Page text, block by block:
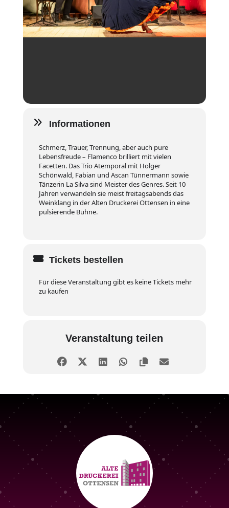
Informationen
Schmerz, Trauer, Trennung, aber auch pure
Lebensfreude – Flamenco brilliert mit vielen
Facetten. Das Trio Atemporal mit Holger
Schönwald, Fabian und Ascan Tünnermann sowie
Tänzerin La Silva sind Meister des Genres. Seit 10
Jahren verwandeln sie meist freitagsabends das
Weinklang in der Alten Druckerei Ottensen in eine
pulsierende Bühne.
Tickets bestellen
Für diese Veranstaltung gibt es keine Tickets mehr
zu kaufen
Veranstaltung teilen